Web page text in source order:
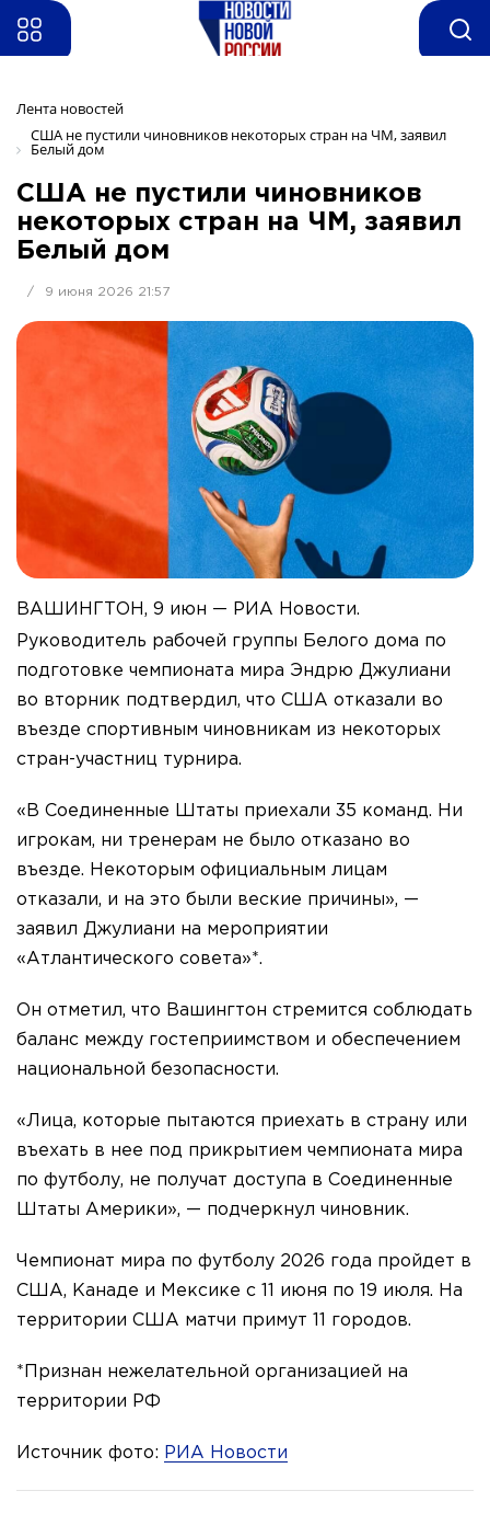
Лента новостей
США не пустили чиновников некоторых стран на ЧМ, заявил
Белый дом
США не пустили чиновников
некоторых стран на ЧМ, заявил
Белый дом
/ 9 июня 2026 21:57
ВАШИНГТОН, 9 июн — РИА Новости.
Руководитель рабочей группы Белого дома по
подготовке чемпионата мира Эндрю Джулиани
во вторник подтвердил, что США отказали во
въезде спортивным чиновникам из некоторых
стран-участниц турнира.
«В Соединенные Штаты приехали 35 команд. Ни
игрокам, ни тренерам не было отказано во
въезде. Некоторым официальным лицам
отказали, и на это были веские причины», —
заявил Джулиани на мероприятии
«Атлантического совета»*.
Он отметил, что Вашингтон стремится соблюдать
баланс между гостеприимством и обеспечением
национальной безопасности.
«Лица, которые пытаются приехать в страну или
въехать в нее под прикрытием чемпионата мира
по футболу, не получат доступа в Соединенные
Штаты Америки», — подчеркнул чиновник.
Чемпионат мира по футболу 2026 года пройдет в
США, Канаде и Мексике с 11 июня по 19 июля. На
территории США матчи примут 11 городов.
*Признан нежелательной организацией на
территории РФ
Источник фото: РИА Новости